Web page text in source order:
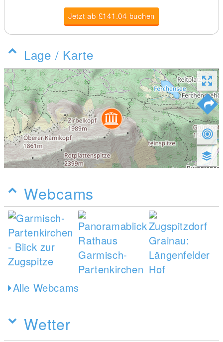
Jetzt ab £141.04 buchen
Lage / Karte
Webcams
Alle Webcams
Wetter